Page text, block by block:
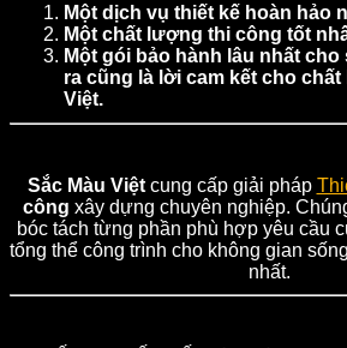
Một dịch vụ thiết kế hoàn hảo
Một chất lượng thi công tốt
Một gói bảo hành lâu nhất
ra cũng là lời cam kết cho
Việt.
Sắc Màu Việtcung cấp giải pháp
công xây dựng chuyên nghiệp.
bóc tách từng phần phù hợp yêu cầu
tổng thể công trình cho không gian
nhất.